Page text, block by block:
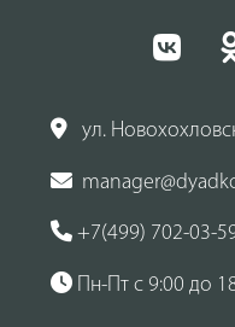
ул.
+7(499) 702-03-
Пн-Пт с 9:00 до